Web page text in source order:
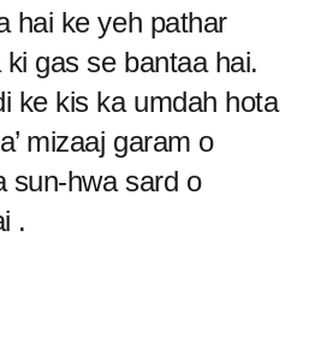
hai ke yeh pathar
gas se bantaa hai.
ke kis ka umdah hota
mizaaj garam o
sun-hwa sard o
.